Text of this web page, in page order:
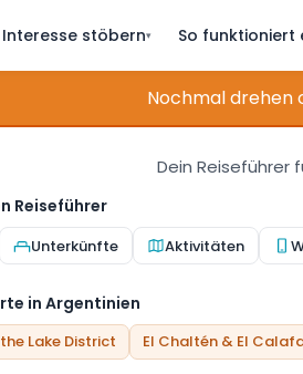
stöbern▾ So funktioniert
Nochmal drehen
Dein Reiseführer
Reiseführer
Unterkünfte Aktivitäten
in Argentinien
Lake District El Chaltén & El